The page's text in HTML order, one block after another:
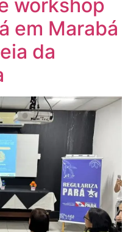
workshop
em Marabá
da